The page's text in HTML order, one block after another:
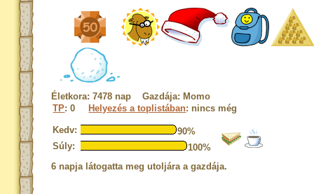
Életkora: 7478 nap Gazdája: Momo
TP: 0 Helyezés a toplistában: nincs még
Kedv:
90%
Súly:
100%
6 napja látogatta meg utoljára a gazdája.